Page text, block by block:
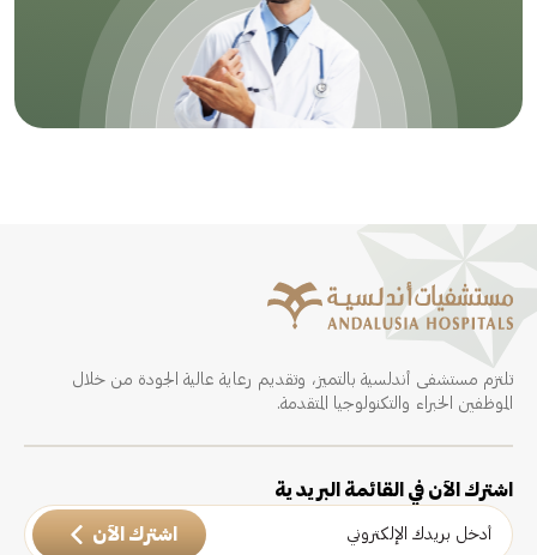
تلتزم مستشفى أندلسية بالتميز، وتقديم رعاية عالية الجودة من خلال
الموظفين الخبراء والتكنولوجيا المتقدمة.
اشترك الآن في القائمة البريدية
اشترك الآن